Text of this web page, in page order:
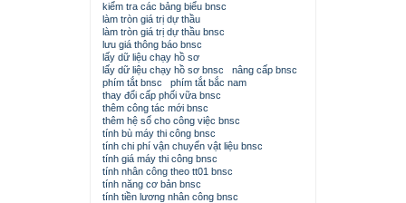
kiểm tra các bảng biểu bnsc
làm tròn giá trị dự thầu
làm tròn giá trị dự thầu bnsc
lưu giá thông báo bnsc
lấy dữ liệu chạy hồ sơ
lấy dữ liệu chạy hồ sơ bnsc
nâng cấp bnsc
phím tắt bnsc
phím tắt bắc nam
thay đổi cấp phối vữa bnsc
thêm công tác mới bnsc
thêm hệ số cho công việc bnsc
tính bù máy thi công bnsc
tính chi phí vận chuyển vật liệu bnsc
tính giá máy thi công bnsc
tính nhân công theo tt01 bnsc
tính năng cơ bản bnsc
tính tiền lương nhân công bnsc